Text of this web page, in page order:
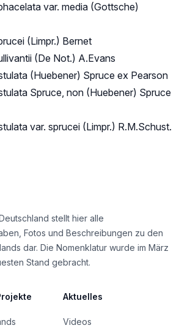
var. media (Gottsche)
(Limpr.) Bernet
(De Not.) A.Evans
(Huebener) Spruce ex Pearson
Spruce, non (Huebener) Spruce
var. sprucei (Limpr.) R.M.Schust.
stellt hier alle
Fotos und Beschreibungen zu den
dar. Die Nomenklatur wurde im März
Stand gebracht.
Aktuelles
Videos